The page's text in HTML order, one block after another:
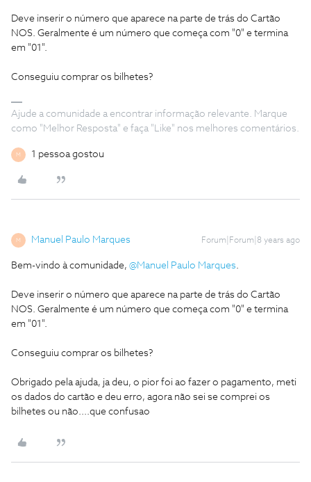
Deve inserir o número que aparece na parte de trás do Cartão
NOS. Geralmente é um número que começa com "0" e termina
em "01".
Conseguiu comprar os bilhetes?
Ajude a comunidade a encontrar informação relevante. Marque
como "Melhor Resposta" e faça "Like" nos melhores comentários.
M 1 pessoa gostou
M Manuel Paulo Marques Forum|Forum|8 years ago
Bem-vindo à comunidade, @Manuel Paulo Marques.
Deve inserir o número que aparece na parte de trás do Cartão
NOS. Geralmente é um número que começa com "0" e termina
em "01".
Conseguiu comprar os bilhetes?
Obrigado pela ajuda, ja deu, o pior foi ao fazer o pagamento, meti
os dados do cartão e deu erro, agora não sei se comprei os
bilhetes ou não....que confusao